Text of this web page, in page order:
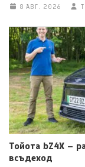
8 АВГ. 2026
Тойота bZ4X –
всъдеход